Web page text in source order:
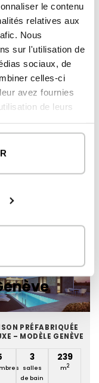
le contenu
relatives aux
Nous
sur l'utilisation de
sociaux, de
celles-ci
avez fournies
de leurs
MER
PRÉFABRIQUÉE
– MODÈLE GENÈVE
3
salles
de bain
239
m2